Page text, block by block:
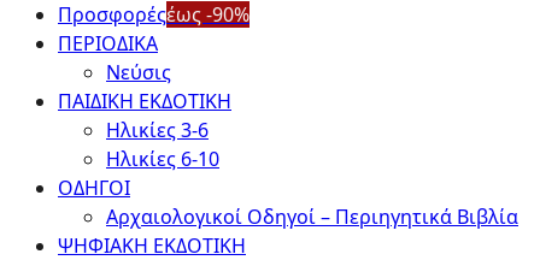
Προσφορέςέως -90%
ΠΕΡΙΟΔΙΚΑ
Νεύσις
ΠΑΙΔΙΚΗ ΕΚΔΟΤΙΚΗ
Ηλικίες 3-6
Ηλικίες 6-10
ΟΔΗΓΟΙ
Αρχαιολογικοί Οδηγοί – Περιηγητικά Βιβλία
ΨΗΦΙΑΚΗ ΕΚΔΟΤΙΚΗ